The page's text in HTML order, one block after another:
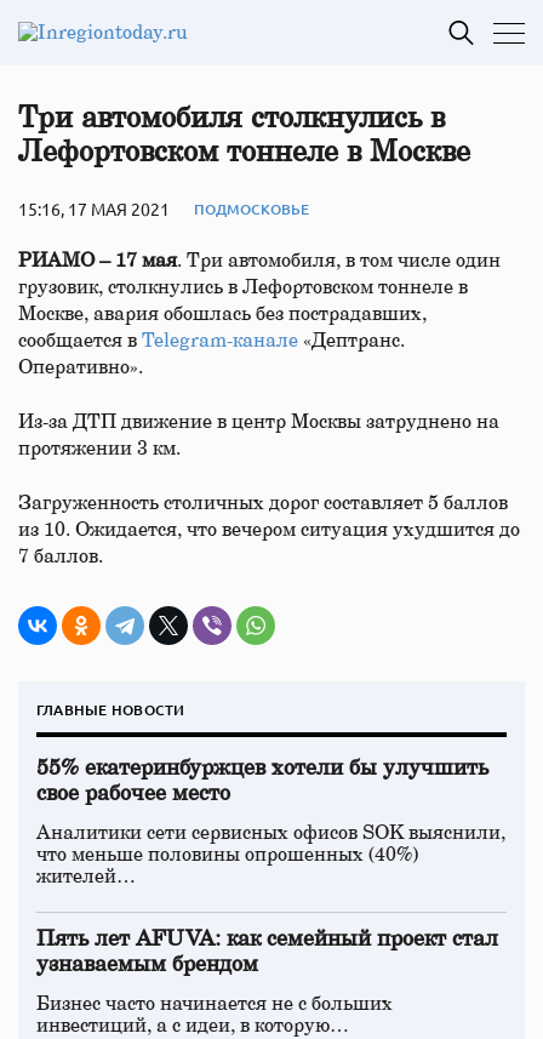
Три автомобиля столкнулись в
Лефортовском тоннеле в Москве
15:16, 17 МАЯ 2021 ПОДМОСКОВЬЕ
РИАМО – 17 мая. Три автомобиля, в том числе один
грузовик, столкнулись в Лефортовском тоннеле в
Москве, авария обошлась без пострадавших,
сообщается в Telegram-канале «Дептранс.
Оперативно».
Из-за ДТП движение в центр Москвы затруднено на
протяжении 3 км.
Загруженность столичных дорог составляет 5 баллов
из 10. Ожидается, что вечером ситуация ухудшится до
7 баллов.
ГЛАВНЫЕ НОВОСТИ
55% екатеринбуржцев хотели бы улучшить
свое рабочее место
Аналитики сети сервисных офисов SOK выяснили,
что меньше половины опрошенных (40%)
жителей…
Пять лет AFUVA: как семейный проект стал
узнаваемым брендом
Бизнес часто начинается не с больших
инвестиций, а с идеи, в которую…